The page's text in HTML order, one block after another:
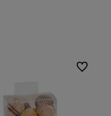
Do